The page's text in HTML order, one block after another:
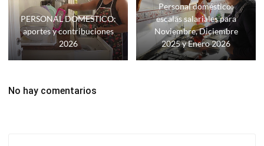
PERSONAL DOMESTICO:
aportes y contribuciones
2026
Personal doméstico:
escalas salariales para
Noviembre, Diciembre
2025 y Enero 2026
No hay comentarios